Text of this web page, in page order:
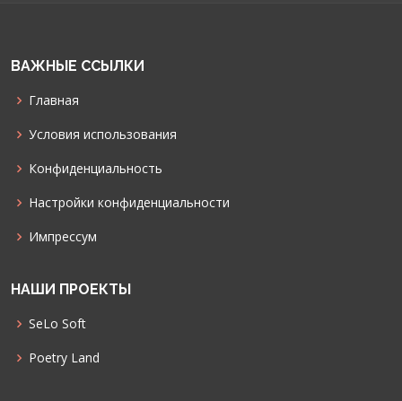
ВАЖНЫЕ ССЫЛКИ
Главная
Условия использования
Конфиденциальность
Настройки конфиденциальности
Импрессум
НАШИ ПРОЕКТЫ
SeLo Soft
Poetry Land